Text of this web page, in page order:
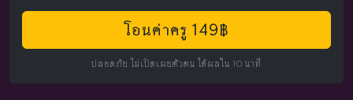
โอนค่าครู 149฿
ปลอดภัย ไม่เปิดเผยตัวตน ได้ผลใน 10 นาที